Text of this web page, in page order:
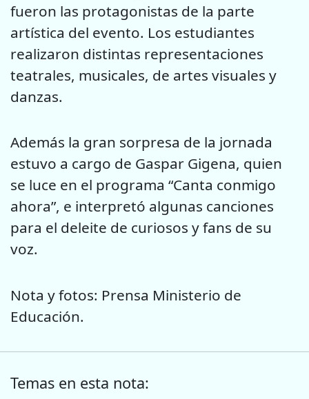
fueron las protagonistas de la parte
artística del evento. Los estudiantes
realizaron distintas representaciones
teatrales, musicales, de artes visuales y
danzas.
Además la gran sorpresa de la jornada
estuvo a cargo de Gaspar Gigena, quien
se luce en el programa “Canta conmigo
ahora”, e interpretó algunas canciones
para el deleite de curiosos y fans de su
voz.
Nota y fotos: Prensa Ministerio de
Educación.
Temas en esta nota: